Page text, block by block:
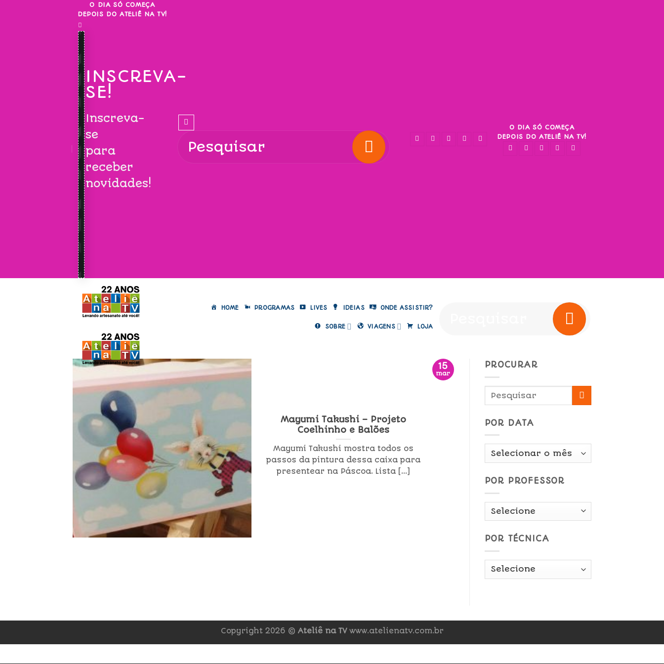
O DIA SÓ COMEÇA
DEPOIS DO ATELIÊ NA TV!
INSCREVA-
SE!
Inscreva-
se
para
receber
novidades!
O DIA SÓ COMEÇA
DEPOIS DO ATELIÊ NA TV!
HOME PROGRAMAS LIVES IDEIAS ONDE ASSISTIR?
SOBRE VIAGENS LOJA
Mayumi Takushi – Projeto
Coelhinho e Balões
Mayumi Takushi mostra todos os
passos da pintura dessa caixa para
presentear na Páscoa. Lista [...]
15
mar
PROCURAR
POR DATA
Por
POR PROFESSOR
POR TÉCNICA
Copyright 2026 © Ateliê na TVwww.atelienatv.com.br